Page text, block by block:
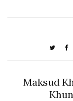
Maksud